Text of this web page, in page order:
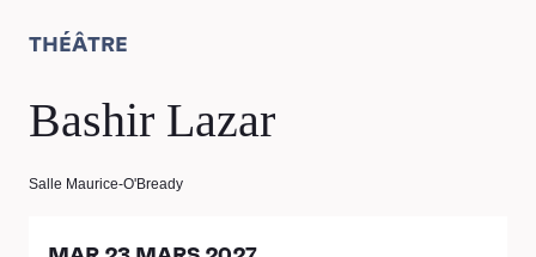
THÉÂTRE
Bashir Lazar
Salle Maurice-O'Bready